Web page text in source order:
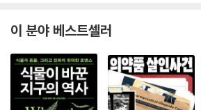
이 분야 베스트셀러